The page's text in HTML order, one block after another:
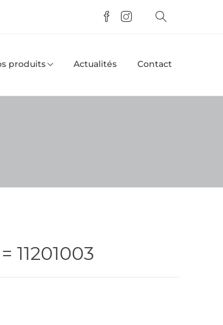
produits Actualités Contact
11201003